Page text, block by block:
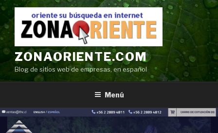
Ir
contenido
ZONAORIENTE.COM
Blog de sitios web de empresas, en español
Menú